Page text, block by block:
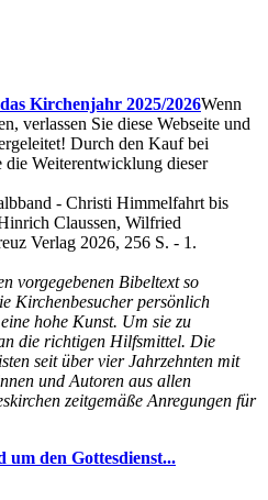
Kirchenjahr 2025/2026Wenn
verlassen Sie diese Webseite und
Durch den Kauf bei
die Weiterentwicklung dieser
- Christi Himmelfahrt bis
Claussen, Wilfried
Verlag 2026, 256 S. - 1.
vorgegebenen Bibeltext so
Kirchenbesucher persönlich
hohe Kunst. Um sie zu
die richtigen Hilfsmittel. Die
seit über vier Jahrzehnten mit
und Autoren aus allen
zeitgemäße Anregungen für
um den Gottesdienst...